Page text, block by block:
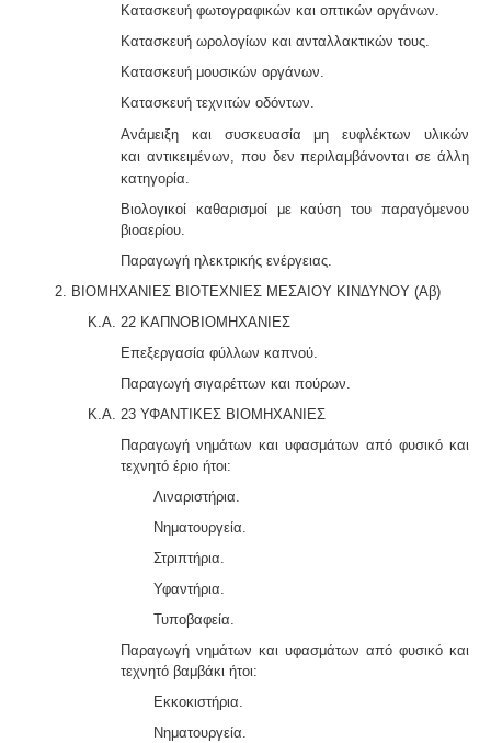
Κατασκευή φωτογραφικών και οπτικών οργάνων.
Κατασκευή ωρολογίων και ανταλλακτικών τους.
Κατασκευή μουσικών οργάνων.
Κατασκευή τεχνιτών οδόντων.
Ανάμειξη και συσκευασία μη ευφλέκτων υλικών
και αντικειμένων, που δεν περιλαμβάνονται σε άλλη
κατηγορία.
Βιολογικοί καθαρισμοί με καύση του παραγόμενου
βιοαερίου.
Παραγωγή ηλεκτρικής ενέργειας.
2. ΒΙΟΜΗΧΑΝΙΕΣ ΒΙΟΤΕΧΝΙΕΣ ΜΕΣΑΙΟΥ ΚΙΝΔΥΝΟΥ (Αβ)
Κ.Α. 22 ΚΑΠΝΟΒΙΟΜΗΧΑΝΙΕΣ
Επεξεργασία φύλλων καπνού.
Παραγωγή σιγαρέττων και πούρων.
Κ.Α. 23 ΥΦΑΝΤΙΚΕΣ ΒΙΟΜΗΧΑΝΙΕΣ
Παραγωγή νημάτων και υφασμάτων από φυσικό και
τεχνητό έριο ήτοι:
Λιναριστήρια.
Νηματουργεία.
Στριπτήρια.
Υφαντήρια.
Τυποβαφεία.
Παραγωγή νημάτων και υφασμάτων από φυσικό και
τεχνητό βαμβάκι ήτοι:
Εκκοκιστήρια.
Νηματουργεία.